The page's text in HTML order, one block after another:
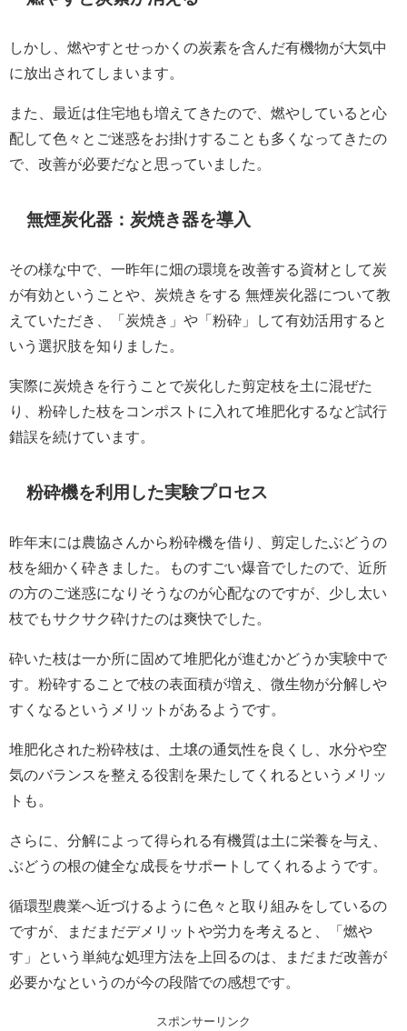
しかし、燃やすとせっかくの炭素を含んだ有機物が大気中
に放出されてしまいます。
また、最近は住宅地も増えてきたので、燃やしていると心
配して色々とご迷惑をお掛けすることも多くなってきたの
で、改善が必要だなと思っていました。
無煙炭化器：炭焼き器を導入
その様な中で、一昨年に畑の環境を改善する資材として炭
が有効ということや、炭焼きをする 無煙炭化器について教
えていただき、「炭焼き」や「粉砕」して有効活用すると
いう選択肢を知りました。
実際に炭焼きを行うことで炭化した剪定枝を土に混ぜた
り、粉砕した枝をコンポストに入れて堆肥化するなど試行
錯誤を続けています。
粉砕機を利用した実験プロセス
昨年末には農協さんから粉砕機を借り、剪定したぶどうの
枝を細かく砕きました。ものすごい爆音でしたので、近所
の方のご迷惑になりそうなのが心配なのですが、少し太い
枝でもサクサク砕けたのは爽快でした。
砕いた枝は一か所に固めて堆肥化が進むかどうか実験中で
す。粉砕することで枝の表面積が増え、微生物が分解しや
すくなるというメリットがあるようです。
堆肥化された粉砕枝は、土壌の通気性を良くし、水分や空
気のバランスを整える役割を果たしてくれるというメリッ
トも。
さらに、分解によって得られる有機質は土に栄養を与え、
ぶどうの根の健全な成長をサポートしてくれるようです。
循環型農業へ近づけるように色々と取り組みをしているの
ですが、まだまだデメリットや労力を考えると、「燃や
す」という単純な処理方法を上回るのは、まだまだ改善が
必要かなというのが今の段階での感想です。
スポンサーリンク